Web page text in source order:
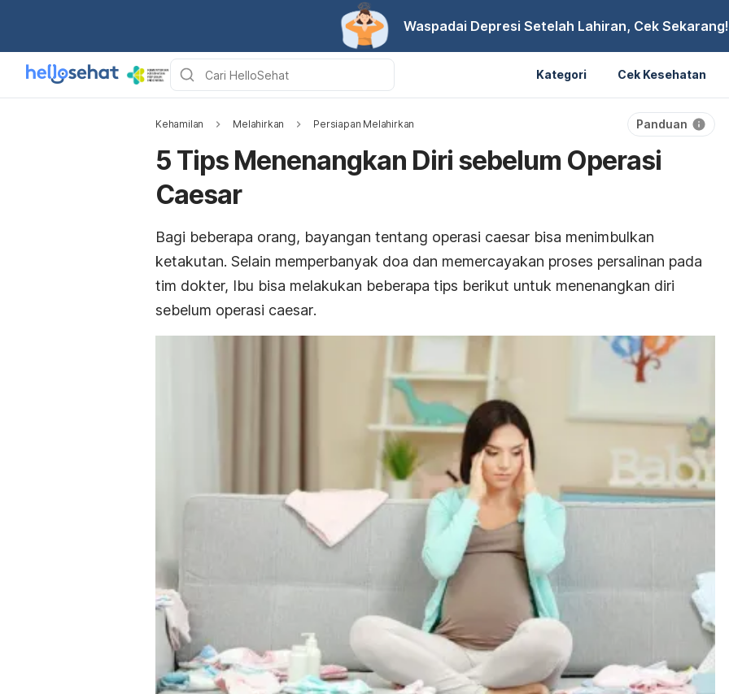
Waspadai Depresi Setelah Lahiran, Cek Sekarang!
Kategori Cek Kesehatan
Kehamilan Melahirkan Persiapan Melahirkan Panduan
5 Tips Menenangkan Diri sebelum Operasi
Caesar
Bagi beberapa orang, bayangan tentang operasi caesar bisa menimbulkan
ketakutan. Selain memperbanyak doa dan memercayakan proses persalinan pada
tim dokter, Ibu bisa melakukan beberapa tips berikut untuk menenangkan diri
sebelum operasi caesar.